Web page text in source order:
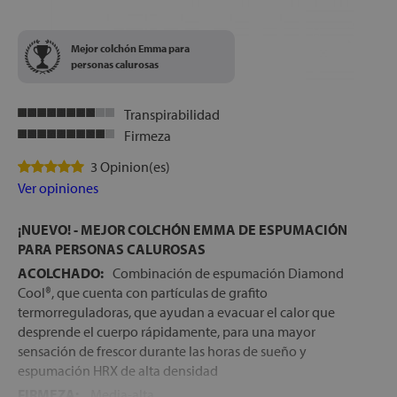
Mejor colchón Emma para
personas calurosas
Transpirabilidad
Firmeza
3 Opinion(es)
Ver opiniones
¡NUEVO! - MEJOR COLCHÓN EMMA DE ESPUMACIÓN
PARA PERSONAS CALUROSAS
ACOLCHADO: Combinación de espumación Diamond
Cool®, que cuenta con partículas de grafito
termorreguladoras, que ayudan a evacuar el calor que
desprende el cuerpo rápidamente, para una mayor
sensación de frescor durante las horas de sueño y
espumación HRX de alta densidad